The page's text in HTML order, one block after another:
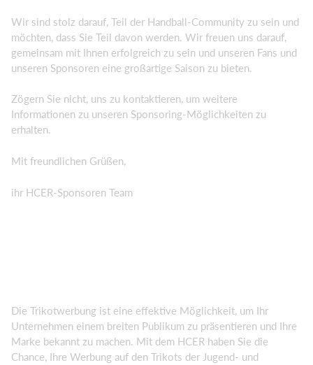
Wir sind stolz darauf, Teil der Handball-Community zu sein und
möchten, dass Sie Teil davon werden. Wir freuen uns darauf,
gemeinsam mit Ihnen erfolgreich zu sein und unseren Fans und
unseren Sponsoren eine großartige Saison zu bieten.
Zögern Sie nicht, uns zu kontaktieren, um weitere
Informationen zu unseren Sponsoring-Möglichkeiten zu
erhalten.
Mit freundlichen Grüßen,
ihr HCER-Sponsoren Team
Die Trikotwerbung ist eine effektive Möglichkeit, um Ihr
Unternehmen einem breiten Publikum zu präsentieren und Ihre
Marke bekannt zu machen. Mit dem HCER haben Sie die
Chance, Ihre Werbung auf den Trikots der Jugend- und